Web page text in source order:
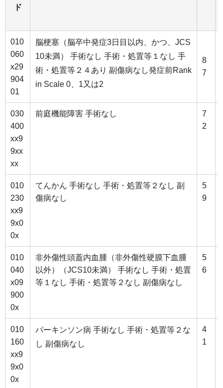
ド
010
060
x29
904
01
脳梗塞（脳卒中発症3日目以内、かつ、JCS
10未満） 手術なし 手術・処置等１なし 手
術・処置等２４あり 副傷病なし発症前Rank
in Scale 0、1又は2
8
7
030
400
xx9
9xx
xx
前庭機能障害 手術なし
7
2
010
230
xx9
9x0
0x
てんかん 手術なし 手術・処置等２なし 副
傷病なし
5
9
010
040
x09
900
0x
非外傷性頭蓋内血腫（非外傷性硬膜下血腫
以外）（JCS10未満） 手術なし 手術・処置
等１なし 手術・処置等２なし 副傷病なし
5
6
010
160
xx9
9x0
0x
パーキンソン病 手術なし 手術・処置等２な
し 副傷病なし
4
1